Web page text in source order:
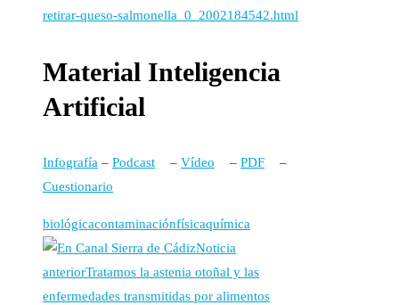
retirar-queso-salmonella_0_2002184542.html
Material Inteligencia
Artificial
Infografía – Podcast – Vídeo – PDF
–
Cuestionario
biológicacontaminaciónfísicaquímica
Noticia
anteriorTratamos la astenia otoñal y las
enfermedades transmitidas por alimentos